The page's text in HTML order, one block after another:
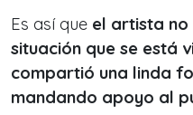
Es así que el artista
situación que se está
compartió una linda
mandando apoyo al